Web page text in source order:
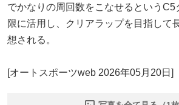
でかなりの周回数をこなせるというC5
限に活用し、クリアラップを目指して
想される。
[オートスポーツweb 2026年05月20日]